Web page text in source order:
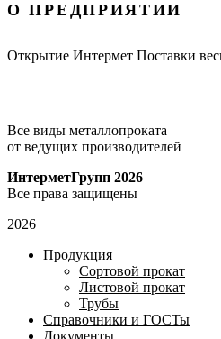
О ПРЕДПРИЯТИИ
Открытие Интермет Поставки
Все виды металлопроката
от ведущих производителей
ИнтерметГрупп 2026
Все права защищены
2026
Продукция
Сортовой прокат
Листовой прокат
Трубы
Справочники и ГОСТы
Документы